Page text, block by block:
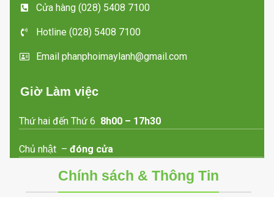
nơi trong TP HCM
Cửa hàng (028) 5408 7100
Hotline (028) 5408 7100
Email phanphoimaylanh@gmail.com
Giờ Làm việc
Thứ hai đến Thứ 6 8h00 – 17h30
Chủ nhật –đóng cửa
Chính sách & Thông Tin